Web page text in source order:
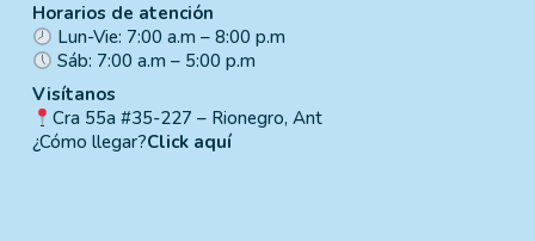
Horarios de atención
Lun-Vie: 7:00 a.m – 8:00 p.m
Sáb: 7:00 a.m – 5:00 p.m
Visítanos
Cra 55a #35-227 – Rionegro, Ant
¿Cómo llegar?Click aquí